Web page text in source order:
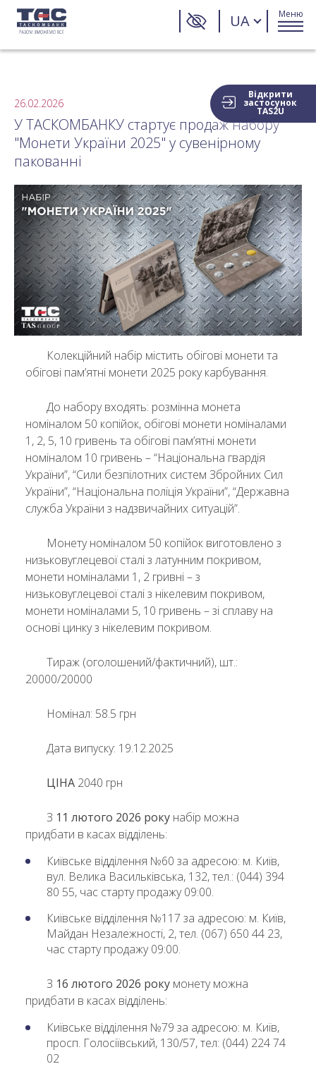
UA Меню
Відкрити
застосунок
TAS2U
26.02.2026
У ТАСКОМБАНКУ стартує продаж набору
"Монети України 2025" у сувенірному
пакованні
Колекційний набір містить обігові монети та
обігові пам’ятні монети 2025 року карбування.
До набору входять: розмінна монета
номіналом 50 копійок, обігові монети номіналами
1, 2, 5, 10 гривень та обігові пам’ятні монети
номіналом 10 гривень – “Національна гвардія
України”, “Сили безпілотних систем Збройних Сил
України”, “Національна поліція України”, “Державна
служба України з надзвичайних ситуацій”.
Монету номіналом 50 копійок виготовлено з
низьковуглецевої сталі з латунним покривом,
монети номіналами 1, 2 гривні – з
низьковуглецевої сталі з нікелевим покривом,
монети номіналами 5, 10 гривень – зі сплаву на
основі цинку з нікелевим покривом.
Тираж (оголошений/фактичний), шт.:
20000/20000
Номінал: 58.5 грн
Дата випуску: 19.12.2025
ЦІНА 2040 грн
З 11 лютого 2026 року набір можна
придбати в касах відділень:
Київське відділення №60 за адресою: м. Київ,
вул. Велика Васильківська, 132, тел.: (044) 394
80 55, час старту продажу 09:00.
Київське відділення №117 за адресою: м. Київ,
Майдан Незалежності, 2, тел. (067) 650 44 23,
час старту продажу 09:00.
З 16 лютого 2026 року монету можна
придбати в касах відділень:
Київське відділення №79 за адресою: м. Київ,
просп. Голосіївський, 130/57, тел: (044) 224 74
02